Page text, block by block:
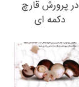
در پرورش قارچ
دکمه ای